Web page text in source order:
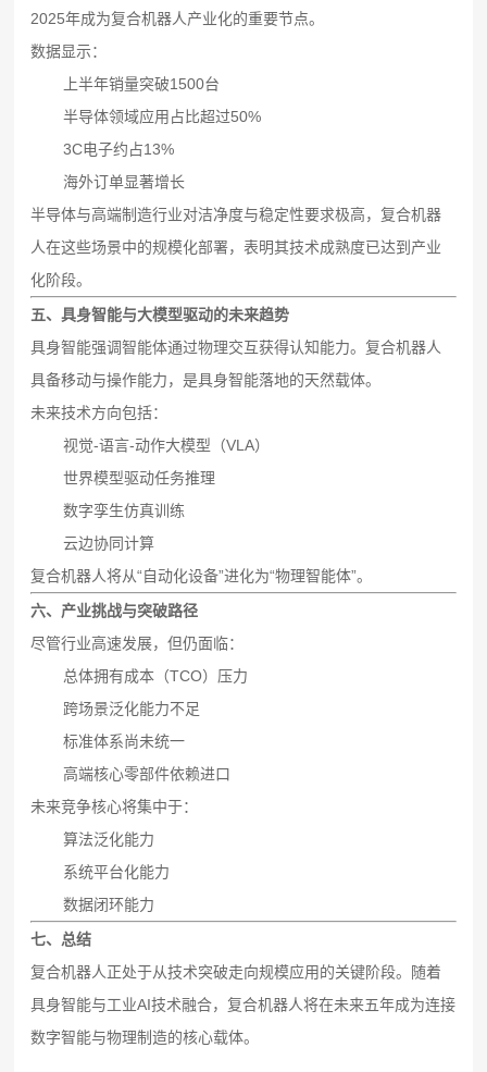
2025年成为复合机器人产业化的重要节点。
数据显示：
上半年销量突破1500台
半导体领域应用占比超过50%
3C电子约占13%
海外订单显著增长
半导体与高端制造行业对洁净度与稳定性要求极高，复合机器
人在这些场景中的规模化部署，表明其技术成熟度已达到产业
化阶段。
五、具身智能与大模型驱动的未来趋势
具身智能强调智能体通过物理交互获得认知能力。复合机器人
具备移动与操作能力，是具身智能落地的天然载体。
未来技术方向包括：
视觉-语言-动作大模型（VLA）
世界模型驱动任务推理
数字孪生仿真训练
云边协同计算
复合机器人将从“自动化设备”进化为“物理智能体”。
六、产业挑战与突破路径
尽管行业高速发展，但仍面临：
总体拥有成本（TCO）压力
跨场景泛化能力不足
标准体系尚未统一
高端核心零部件依赖进口
未来竞争核心将集中于：
算法泛化能力
系统平台化能力
数据闭环能力
七、总结
复合机器人正处于从技术突破走向规模应用的关键阶段。随着
具身智能与工业AI技术融合，复合机器人将在未来五年成为连接
数字智能与物理制造的核心载体。